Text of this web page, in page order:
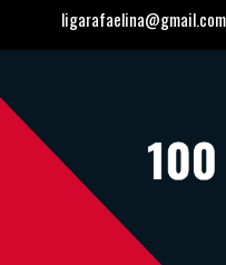
ligarafaelina@gmail.com